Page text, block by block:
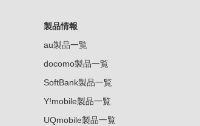
製品情報
au製品一覧
docomo製品一覧
SoftBank製品一覧
Y!mobile製品一覧
UQmobile製品一覧